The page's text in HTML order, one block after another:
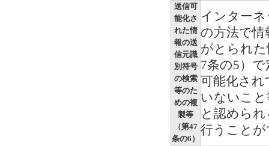
送信可
能化さ
れた情
報の送
信元識
別符号
の検索
等のた
めの複
製等
（第47
条の6）
インター
の方法で情
がとられ
7条の5）
可能化さ
いないこ
と認めら
行うこと